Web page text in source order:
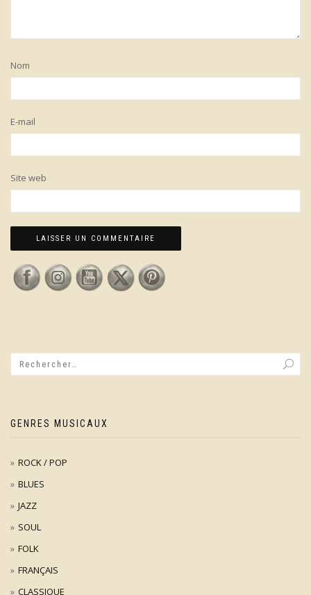
Nom
E-mail
Site web
GENRES MUSICAUX
ROCK / POP
BLUES
JAZZ
SOUL
FOLK
FRANÇAIS
CLASSIQUE